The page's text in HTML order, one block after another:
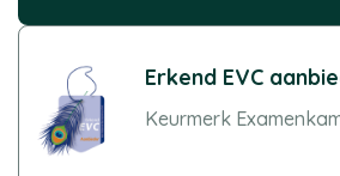
Erkend EVC
Keurmerk